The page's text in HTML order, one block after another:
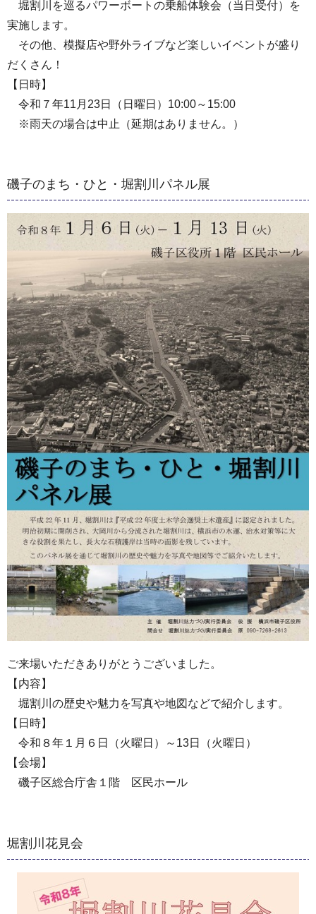
堀割川を巡るパワーボートの乗船体験会（当日受付）を
実施します。
その他、模擬店や野外ライブなど楽しいイベントが盛り
だくさん！
【日時】
令和７年11月23日（日曜日）10:00～15:00
※雨天の場合は中止（延期はありません。）
磯子のまち・ひと・堀割川パネル展
ご来場いただきありがとうございました。
【内容】
堀割川の歴史や魅力を写真や地図などで紹介します。
【日時】
令和８年１月６日（火曜日）～13日（火曜日）
【会場】
磯子区総合庁舎１階 区民ホール
堀割川花見会